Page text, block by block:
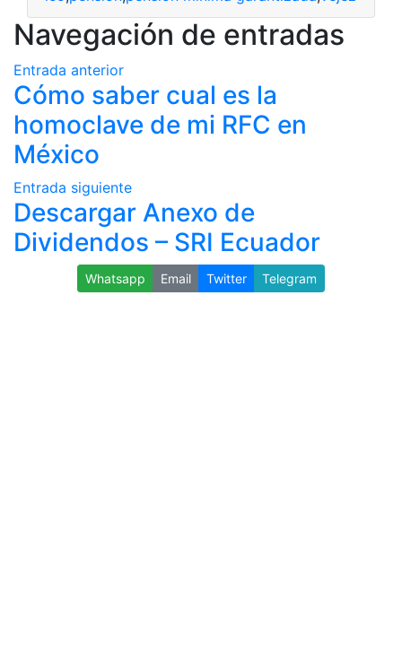
Navegación de entradas
Entrada anterior
Cómo saber cual es la
homoclave de mi RFC en
México
Entrada siguiente
Descargar Anexo de
Dividendos – SRI Ecuador
Whatsapp Email Twitter Telegram